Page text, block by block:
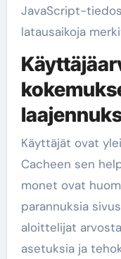
JavaScript-
latausaikoja
Käyttäjät ovat
Cacheen sen
monet ovat
parannuksia
aloittelijat
asetuksia ja